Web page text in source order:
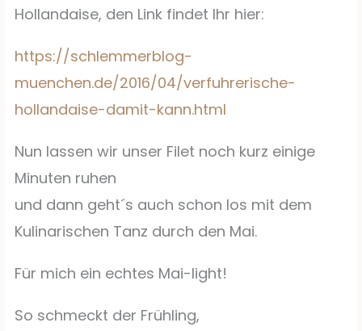
Hollandaise, den Link findet Ihr hier:
https://schlemmerblog-
muenchen.de/2016/04/verfuhrerische-
hollandaise-damit-kann.html
Nun lassen wir unser Filet noch kurz einige
Minuten ruhen
und dann geht´s auch schon los mit dem
Kulinarischen Tanz durch den Mai.
Für mich ein echtes Mai-light!
So schmeckt der Frühling,